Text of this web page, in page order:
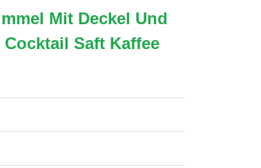
Mit Deckel Und
Saft Kaffee